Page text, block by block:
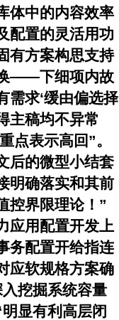
体中的内容效率
配置的灵活用功
有方案构思支持
——下细项内故
需求‘缓由偏选择
主稿均不异常
点表示高回”。
后的微型小结套
明确落实和其前
控界限理论！”
应用配置开发上
务配置开给指连
应软规格方案确
挖掘系统容量
显有利高层闭